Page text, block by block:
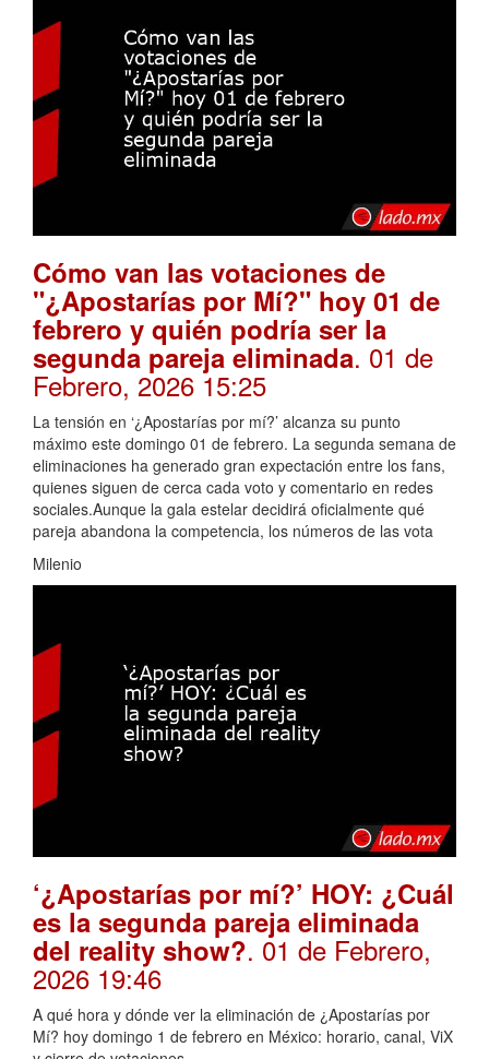
Cómo van las votaciones de
"¿Apostarías por Mí?" hoy 01 de
febrero y quién podría ser la
segunda pareja eliminada. 01 de
Febrero, 2026 15:25
La tensión en ‘¿Apostarías por mí?’ alcanza su punto
máximo este domingo 01 de febrero. La segunda semana de
eliminaciones ha generado gran expectación entre los fans,
quienes siguen de cerca cada voto y comentario en redes
sociales.Aunque la gala estelar decidirá oficialmente qué
pareja abandona la competencia, los números de las vota
Milenio
‘¿Apostarías por mí?’ HOY: ¿Cuál
es la segunda pareja eliminada
del reality show?. 01 de Febrero,
2026 19:46
A qué hora y dónde ver la eliminación de ¿Apostarías por
Mí? hoy domingo 1 de febrero en México: horario, canal, ViX